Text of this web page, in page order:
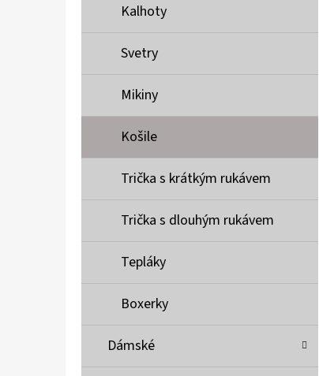
Kalhoty
Svetry
Mikiny
Košile
Trička s krátkým rukávem
Trička s dlouhým rukávem
Tepláky
Boxerky
Dámské